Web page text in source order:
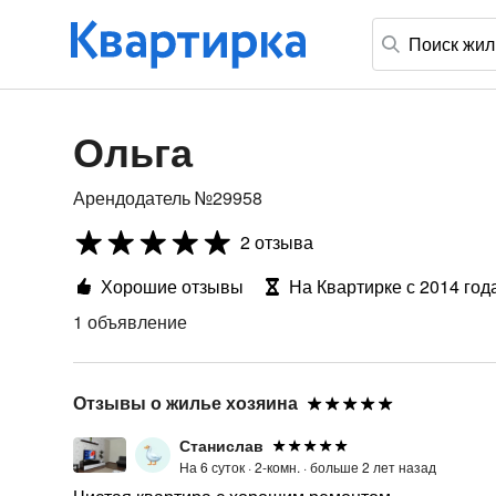
Ольга
Арендодатель №29958
2 отзыва
Хорошие отзывы
На Квартирке с 2014
1 объявление
Отзывы о жилье хозяина
Станислав
На 6 суток ·2-комн. ·больше 2 лет назад